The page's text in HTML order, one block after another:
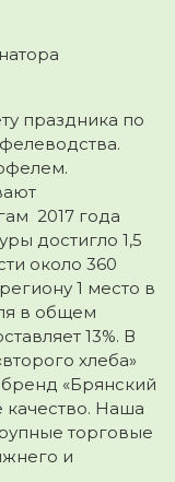
праздника по
2017 года
достигло 1,5
около 360
1 место в
в общем
13%. В
хлеба»
«Брянский
качество. Наша
торговые
и